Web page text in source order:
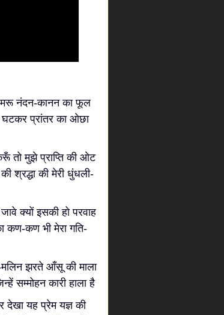
नंदन-कानन का फूल
घटकर प्रांतर का ओछा
तो मुझे प्राप्ति की ओट
श्रद्धा की मेरी धुंधली-
क्यों इसकी हो परवाह
कण-कण भी मेरा गति-
झरते आँसू की माला
सम्मोहन कारी हाला है
देखा यह प्रेम यज्ञ की